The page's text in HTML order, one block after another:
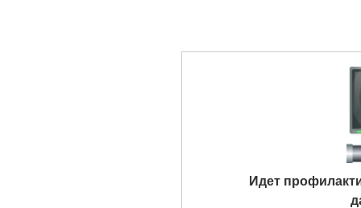
Идет